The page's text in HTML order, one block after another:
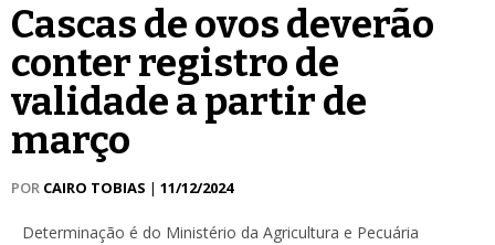
Cascas de ovos deverão
conter registro de
validade a partir de
março
POR CAIRO TOBIAS | 11/12/2024
Determinação é do Ministério da Agricultura e Pecuária